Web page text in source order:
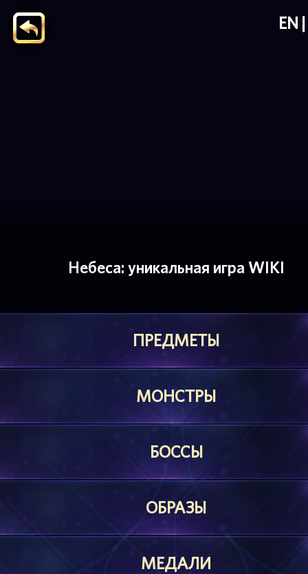
EN
Небеса: уникальная игра WIKI
ПРЕДМЕТЫ
МОНСТРЫ
БОССЫ
ОБРАЗЫ
МЕДАЛИ